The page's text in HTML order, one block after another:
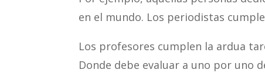
en el mundo. Los periodistas
Los profesores cumplen la ardua
Donde debe evaluar a uno por uno